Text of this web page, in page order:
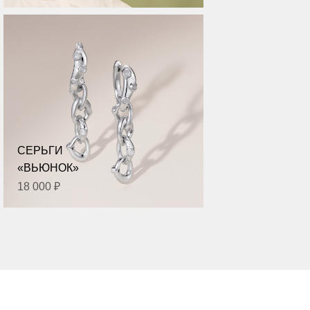
18 000 ₽
СЕРЬГИ
«ВЬЮНОК»